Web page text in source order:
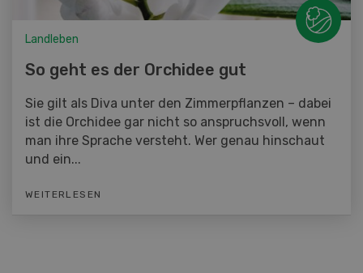
Landleben
So geht es der Orchidee gut
Sie gilt als Diva unter den Zimmerpflanzen – dabei
ist die Orchidee gar nicht so anspruchsvoll, wenn
man ihre Sprache versteht. Wer genau hinschaut
und ein...
WEITERLESEN